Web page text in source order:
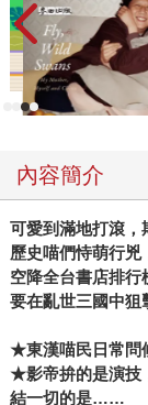
內容簡介
可愛到滿地打滾，
歷史喵們恃萌行兇
空降全台書店排行
要在亂世三國中狙
★東漢喵民日常問
★影帝拚的是演技
結一切的是……